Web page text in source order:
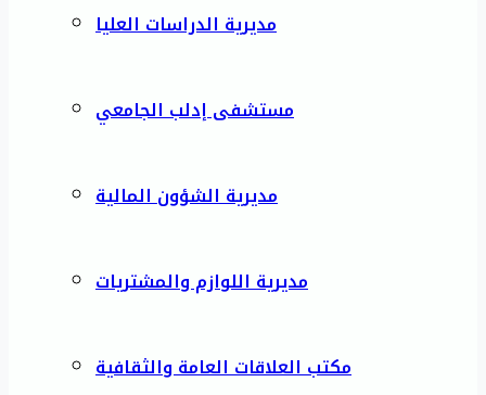
مديرية الدراسات العليا
مستشفى إدلب الجامعي
مديرية الشؤون المالية
مديرية اللوازم والمشتريات
مكتب العلاقات العامة والثقافية